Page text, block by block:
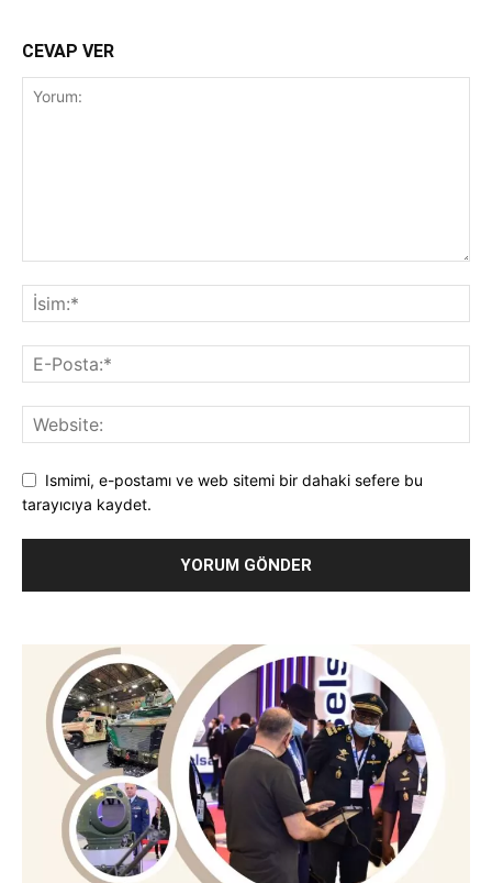
CEVAP VER
Ismimi, e-postamı ve web sitemi bir dahaki sefere bu
tarayıcıya kaydet.